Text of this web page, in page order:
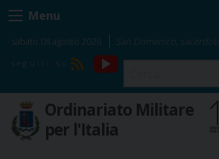
Skip
to
content
Menu
sabato 08 agosto 2026 San Domenico, sacerdote
RSS
YouTube
Ordinariato Militare
per l'Italia